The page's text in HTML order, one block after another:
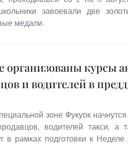
завоевали две
медали.
организованы курсы
и водителей в
зоне Фукуок
водителей такси, а
в рамках подготовки к